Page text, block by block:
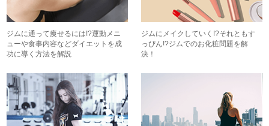
ジムに通って痩せるには!?運動メニ
ューや食事内容などダイエットを成
功に導く方法を解説
ジムにメイクしていく!?それともす
っぴん!?ジムでのお化粧問題を解
決！